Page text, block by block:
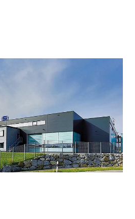
и
администратор Франк
Даниэлю Хуберу,
компании Peter Huber